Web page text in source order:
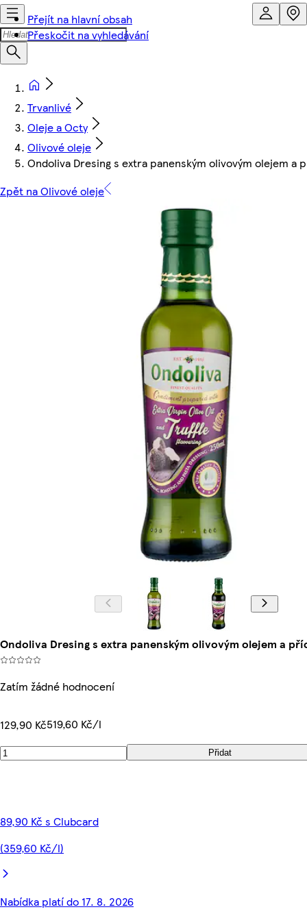
Přejít na hlavní obsah
Přeskočit na vyhledávání
Trvanlivé
Oleje a Octy
Olivové oleje
Ondoliva Dresing s extra panenským olivovým olejem a
Zpět na Olivové oleje
Ondoliva Dresing s extra panenským olivovým olejem a
Zatím žádné hodnocení
129,90 Kč519,60 Kč/l
Přidat
89,90 Kč s Clubcard
(359,60 Kč/l)
Nabídka platí do 17. 8. 2026